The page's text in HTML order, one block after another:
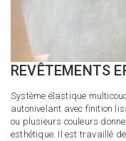
REVÊTEMENTS
Système élastique
autonivelant avec finition
ou plusieurs couleurs
esthétique. Il est travaillé